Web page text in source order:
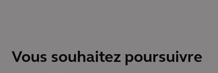
Vous souhaitez poursuivre